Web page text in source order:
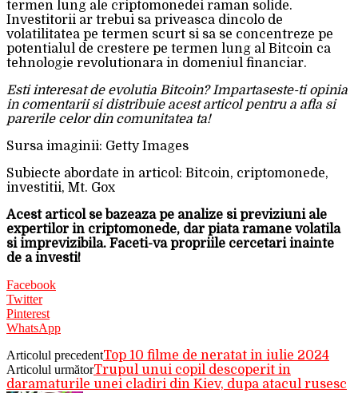
termen lung ale criptomonedei raman solide.
Investitorii ar trebui sa priveasca dincolo de
volatilitatea pe termen scurt si sa se concentreze pe
potentialul de crestere pe termen lung al Bitcoin ca
tehnologie revolutionara in domeniul financiar.
Esti interesat de evolutia Bitcoin? Impartaseste-ti opinia
in comentarii si distribuie acest articol pentru a afla si
parerile celor din comunitatea ta!
Sursa imaginii: Getty Images
Subiecte abordate in articol: Bitcoin, criptomonede,
investitii, Mt. Gox
Acest articol se bazeaza pe analize si previziuni ale
expertilor in criptomonede, dar piata ramane volatila
si imprevizibila. Faceti-va propriile cercetari inainte
de a investi!
Facebook
Twitter
Pinterest
WhatsApp
Articolul precedentTop 10 filme de neratat in iulie 2024
Articolul următorTrupul unui copil descoperit in
daramaturile unei cladiri din Kiev, dupa atacul rusesc